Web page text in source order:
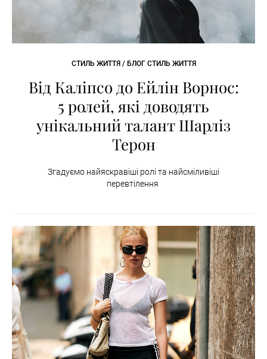
СТИЛЬ ЖИТТЯ / БЛОГ СТИЛЬ ЖИТТЯ
Від Каліпсо до Ейлін Ворнос:
5 ролей, які доводять
унікальний талант Шарліз
Терон
Згадуємо найяскравіші ролі та найсміливіші
перевтілення